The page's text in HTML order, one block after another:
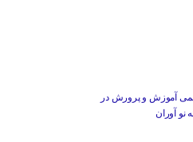
آموزش و پرورش در
نو آوران